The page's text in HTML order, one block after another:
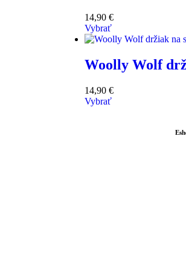
14,90 €
Vybrať
Woolly Wolf
14,90 €
Vybrať